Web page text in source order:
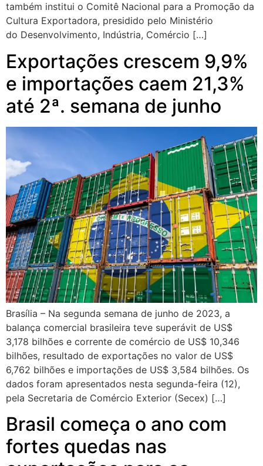
também institui o Comitê Nacional para a Promoção da
Cultura Exportadora, presidido pelo Ministério
do Desenvolvimento, Indústria, Comércio […]
Exportações crescem 9,9%
e importações caem 21,3%
até 2ª. semana de junho
Brasília – Na segunda semana de junho de 2023, a
balança comercial brasileira teve superávit de US$
3,178 bilhões e corrente de comércio de US$ 10,346
bilhões, resultado de exportações no valor de US$
6,762 bilhões e importações de US$ 3,584 bilhões. Os
dados foram apresentados nesta segunda-feira (12),
pela Secretaria de Comércio Exterior (Secex) […]
Brasil começa o ano com
fortes quedas nas